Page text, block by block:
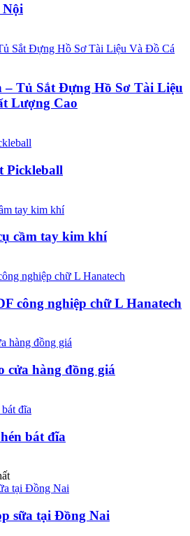
– Tủ Sắt Đựng Hồ Sơ Tài Liệu
Lượng Cao
Pickleball
cầm tay kim khí
công nghiệp chữ L Hanatech
cửa hàng đồng giá
bát đĩa
sữa tại Đồng Nai